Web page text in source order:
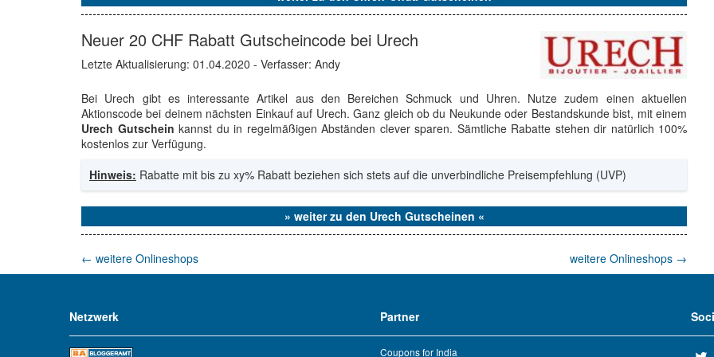
Neuer 20 CHF Rabatt Gutscheincode bei Urech
Letzte Aktualisierung: 01.04.2020 - Verfasser: Andy
Bei Urech gibt es interessante Artikel aus den Bereichen Schmuck und Uhren. Nutze zudem einen aktuellen
Aktionscode bei deinem nächsten Einkauf auf Urech. Ganz gleich ob du Neukunde oder Bestandskunde bist, mit einem
Urech Gutschein kannst du in regelmäßigen Abständen clever sparen. Sämtliche Rabatte stehen dir natürlich 100%
kostenlos zur Verfügung.
Hinweis: Rabatte mit bis zu xy% Rabatt beziehen sich stets auf die unverbindliche Preisempfehlung (UVP)
» weiter zu den Urech Gutscheinen «
← weitere Onlineshops weitere Onlineshops →
Netzwerk Partner
Coupons for India